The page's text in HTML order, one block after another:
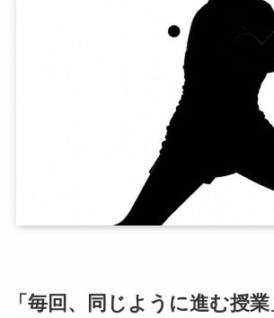
「毎回、同じように進む授